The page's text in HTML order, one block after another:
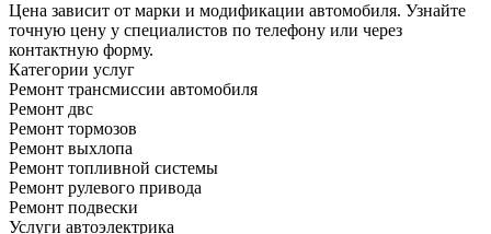
Цена зависит от марки и модификации автомобиля. Узнайте
точную цену у специалистов по телефону или через
контактную форму.
Категории услуг
Ремонт трансмиссии автомобиля
Ремонт двс
Ремонт тормозов
Ремонт выхлопа
Ремонт топливной системы
Ремонт рулевого привода
Ремонт подвески
Услуги автоэлектрика